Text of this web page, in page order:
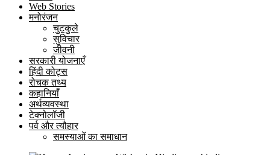
Web Stories
मनोरंजन
चुटकुले
सुविचार
जीवनी
सरकारी योजनाएँ
हिंदी कोट्स
रोचक तथ्य
कहानियाँ
अर्थव्यवस्था
टेक्नोलॉजी
पर्व और त्यौहार
समस्याओं का समाधान